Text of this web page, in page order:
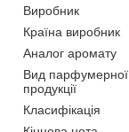
Виробник
Країна виробник
Аналог аромату
Вид парфумерної
продукції
Класифікація